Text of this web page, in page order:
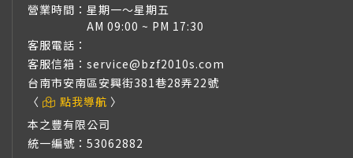
營業時間： 星期一～星期五
AM 09:00 ~ PM 17:30
客服電話：
客服信箱： service@bzf2010s.com
台南市安南區安興街381巷28弄22號
〈
點我導航 〉
本之豐有限公司
統一編號：53062882